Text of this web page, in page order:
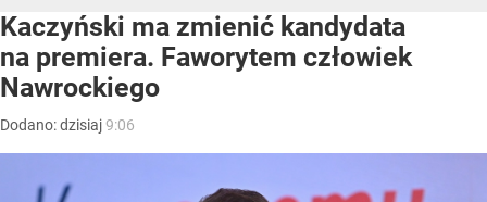
Kaczyński ma zmienić kandydata
na premiera. Faworytem człowiek
Nawrockiego
Dodano:dzisiaj9:06